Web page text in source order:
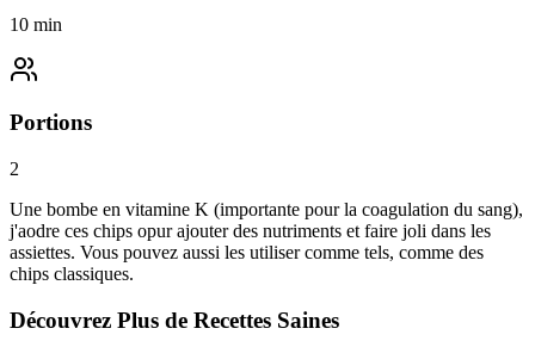
10 min
Portions
2
Une bombe en vitamine K (importante pour la coagulation du sang),
j'aodre ces chips opur ajouter des nutriments et faire joli dans les
assiettes. Vous pouvez aussi les utiliser comme tels, comme des
chips classiques.
Découvrez Plus de Recettes Saines